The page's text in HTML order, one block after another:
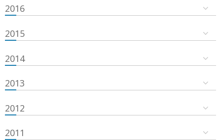
2016
2015
2014
2013
2012
2011